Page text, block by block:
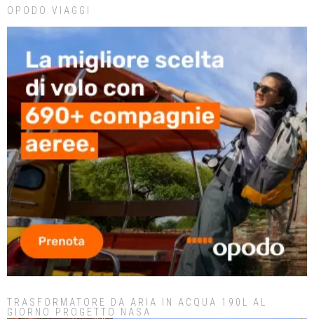
OPODO VIAGGI
TRASFORMATORE DA ARIA IN ACQUA 190L AL
GIORNO PROGETTO NASA